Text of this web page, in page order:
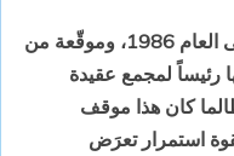
وبعد الإشارة إلى رسالة رعوية تعود إلى العام 1986، وموقّعة من
رئيساً لمجمع عقيدة
كان هذا موقف
استمرار تعرَض